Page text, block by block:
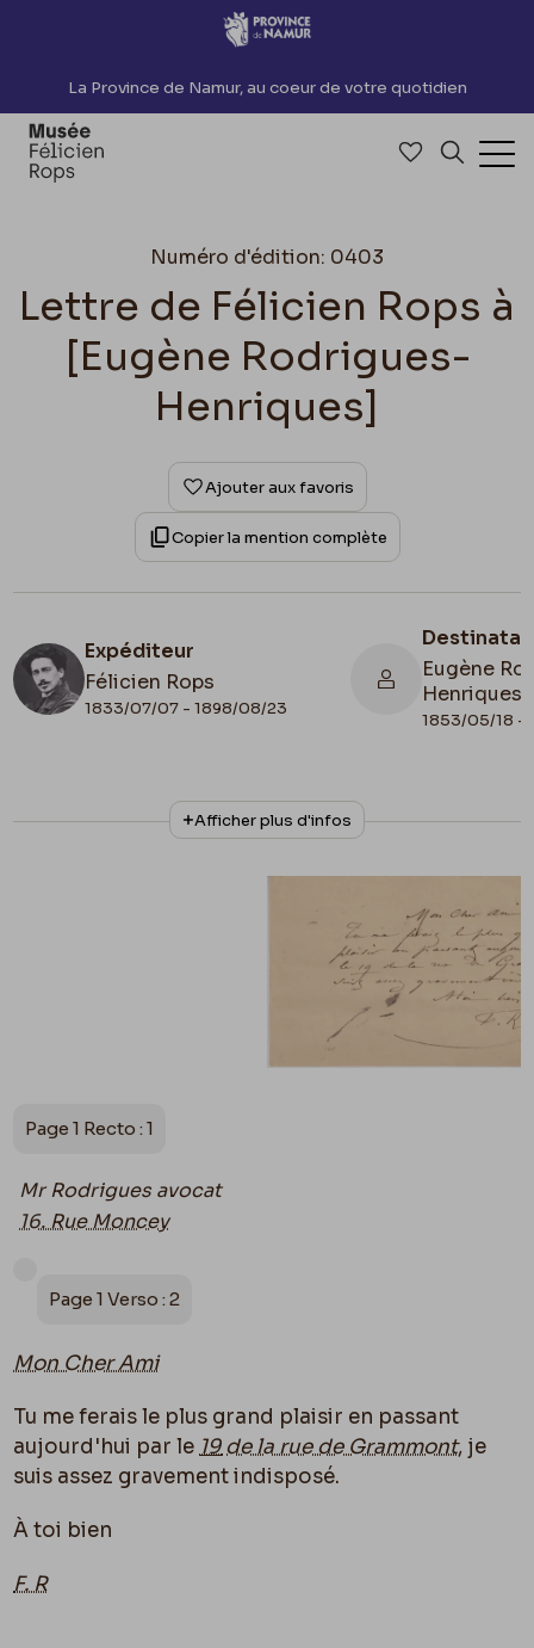
Accèder directement au contenu
La Province de Namur, au coeur de votre quotidien
Accéder à
Numéro d'édition: 0403
Lettre de Félicien Rops à
[Eugène Rodrigues-
Henriques]
Ajouter aux favoris
Copier la mention complète
Expéditeur
Félicien Rops
1833/07/07 - 1898/08/23
Eugène
Henriques
1853/05/18 -
N° d'inventaire
Amis/RAM/107
Collationnage
Autographe
Cachet d'envoi
Belgique, Province de Namur, musée Félicien
Rops, Les Amis du Musée Félicien Rops
Afficher plus d'infos
Page 1 Recto : 1
Mr Rodrigues avocat
16. Rue Moncey
Page 1 Verso : 2
Mon Cher Ami
Tu me ferais le plus grand plaisir en passant
aujourd'hui par le 19de la rue de Grammont, je
suis assez gravement indisposé.
À toi bien
F. R